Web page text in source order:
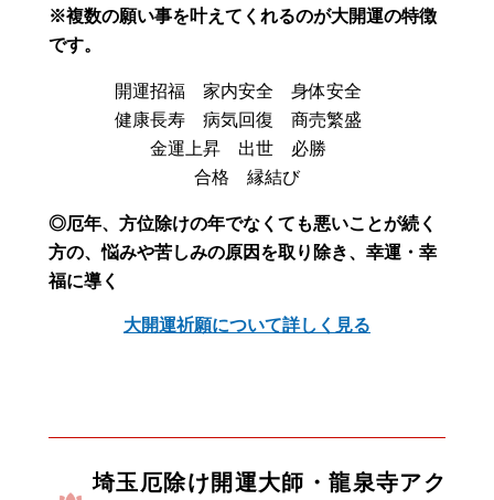
※複数の願い事を叶えてくれるのが大開運の特徴
です。
開運招福 家内安全 身体安全
健康長寿 病気回復 商売繁盛
金運上昇 出世 必勝
合格 縁結び
◎厄年、方位除けの年でなくても悪いことが続く
方の、悩みや苦しみの原因を取り除き、幸運・幸
福に導く
大開運祈願について詳しく見る
埼玉厄除け開運大師・龍泉寺アク